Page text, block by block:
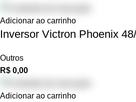
Adicionar ao carrinho
Inversor Victron Phoenix
Outros
R$ 0,00
Adicionar ao carrinho